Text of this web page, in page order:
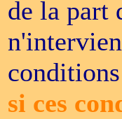
de la part
si ces